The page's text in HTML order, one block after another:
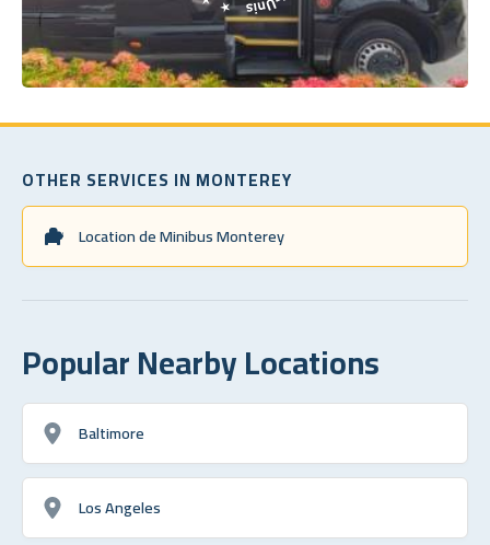
OTHER SERVICES IN MONTEREY
Location de Minibus Monterey
Popular Nearby Locations
Baltimore
Los Angeles